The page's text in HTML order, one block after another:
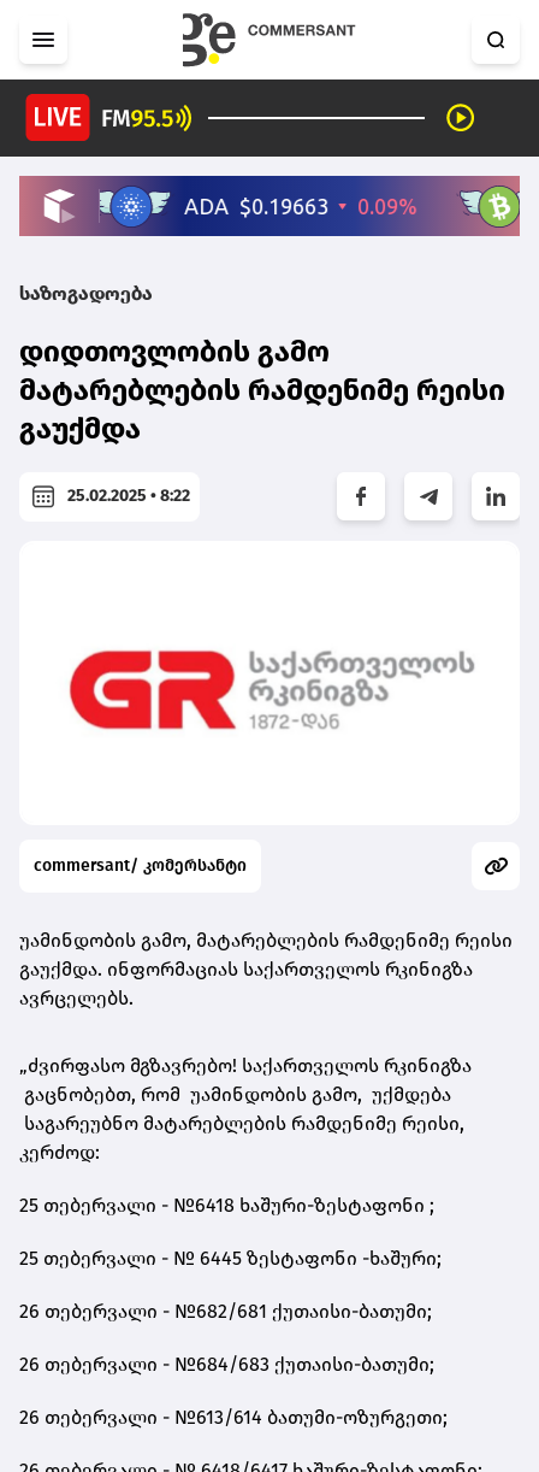
საზოგადოება
დიდთოვლობის გამო
მატარებლების რამდენიმე რეისი
გაუქმდა
25.02.2025 • 8:22
commersant/ კომერსანტი
უამინდობის გამო, მატარებლების რამდენიმე რეისი
გაუქმდა. ინფორმაციას საქართველოს რკინიგზა
ავრცელებს.
„ძვირფასო მგზავრებო! საქართველოს რკინიგზა
გაცნობებთ, რომ უამინდობის გამო, უქმდება
საგარეუბნო მატარებლების რამდენიმე რეისი,
კერძოდ:
25 თებერვალი - №6418 ხაშური-ზესტაფონი ;
25 თებერვალი - № 6445 ზესტაფონი -ხაშური;
26 თებერვალი - №682/681 ქუთაისი-ბათუმი;
26 თებერვალი - №684/683 ქუთაისი-ბათუმი;
26 თებერვალი - №613/614 ბათუმი-ოზურგეთი;